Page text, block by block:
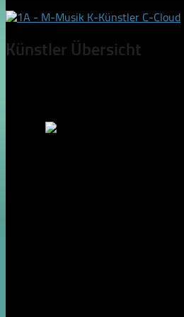
Künstler Übersicht